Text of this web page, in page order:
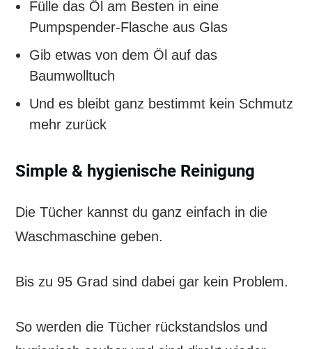
Fülle das Öl am Besten in eine
Pumpspender-Flasche aus Glas
Gib etwas von dem Öl auf das
Baumwolltuch
Und es bleibt ganz bestimmt kein Schmutz
mehr zurück
Simple & hygienische Reinigung
Die Tücher kannst du ganz einfach in die
Waschmaschine geben.
Bis zu 95 Grad sind dabei gar kein Problem.
So werden die Tücher rückstandslos und